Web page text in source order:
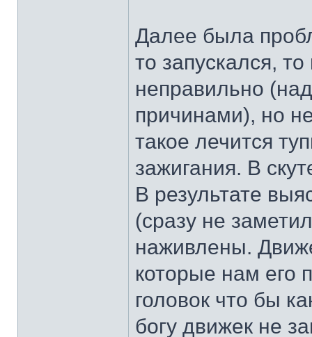
Далее была
то запускался,
неправильно
причинами), но
такое лечится
зажигания. В
В результате
(сразу не
наживлены.
которые нам его
головок что бы
богу движек не